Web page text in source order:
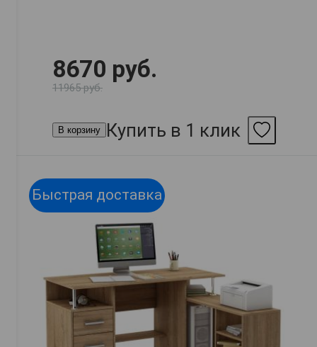
8670 руб.
11965 руб.
В корзину Купить в 1 клик
Быстрая доставка